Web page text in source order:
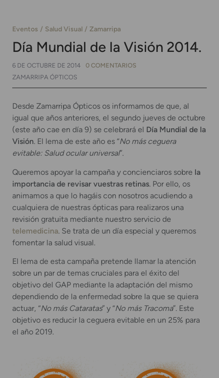
Eventos Salud Visual Zamarripa
Día Mundial de la Visión 2014.
6 DE OCTUBRE DE 2014
0 COMENTARIOS
ZAMARRIPA ÓPTICOS
Desde Zamarripa Ópticos os informamos de que, al
igual que años anteriores, el segundo jueves de octubre
(este año cae en día 9) se celebrará el Día Mundial de la
Visión. El lema de este año es “No más ceguera
evitable: Salud ocular universal”.
Queremos apoyar la campaña y concienciaros sobre la
importancia de revisar vuestras retinas. Por ello, os
animamos a que lo hagáis con nosotros acudiendo a
cualquiera de nuestras ópticas para realizaros una
revisión gratuita mediante nuestro servicio de
telemedicina. Se trata de un día especial y queremos
fomentar la salud visual.
El lema de esta campaña pretende llamar la atención
sobre un par de temas cruciales para el éxito del
objetivo del GAP mediante la adaptación del mismo
dependiendo de la enfermedad sobre la que se quiera
actuar, “No más Cataratas” y “No más Tracoma”. Este
objetivo es reducir la ceguera evitable en un 25% para
el año 2019.